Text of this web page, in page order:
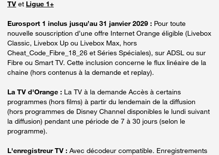
TV et Ligue 1+
Eurosport 1 inclus jusqu’au 31 janvier 2029 : Pour toute
nouvelle souscription d’une offre Internet Orange éligible (Livebox
Classic, Livebox Up ou Livebox Max, hors
Cheat_Code_Fibre_18_26 et Séries Spéciales), sur ADSL ou sur
Fibre ou Smart TV. Cette inclusion concerne le flux linéaire de la
chaine (hors contenus à la demande et replay).
La TV d'Orange : La TV à la demande Accès à certains
programmes (hors films) à partir du lendemain de la diffusion
(hors programmes de Disney Channel disponibles le lundi suivant
la diffusion) pendant une période de 7 à 30 jours (selon le
programme).
L'enregistreur TV : Avec décodeur compatible. Enregistrements